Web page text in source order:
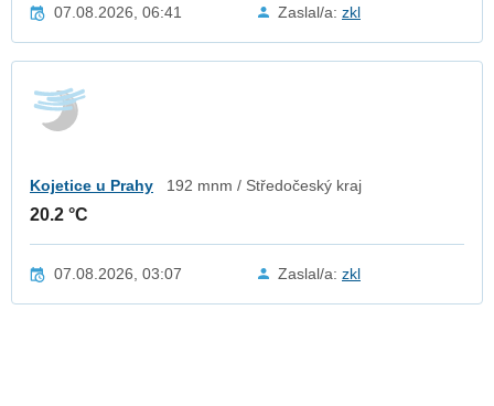
07.08.2026, 06:41 Zaslal/a: zkl
Kojetice u Prahy 192 mnm / Středočeský kraj
20.2 °C
07.08.2026, 03:07 Zaslal/a: zkl